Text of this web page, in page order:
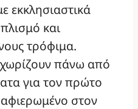
εκκλησιαστικά
και
τρόφιμα.
πάνω από
για τον πρώτο
στον